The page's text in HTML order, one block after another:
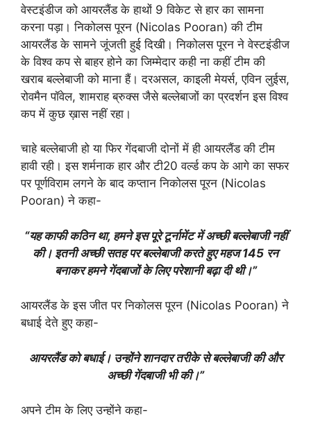
वेस्टइंडीज को आयरलैंड के हाथों 9 विकेट से हार का सामना
करना पड़ा। निकोलस पूरन (Nicolas Pooran) की टीम
आयरलैंड के सामने जूंजती हुई दिखी। निकोलस पूरन ने वेस्टइंडीज
के विश्व कप से बाहर होने का जिम्मेदार कही ना कहीं टीम की
खराब बल्लेबाजी को माना हैं। दरअसल, काइली मेयर्स, एविन लुईस,
रोवमैन पॉवेल, शामराह ब्रुक्स जैसे बल्लेबाजों का प्रदर्शन इस विश्व
कप में कुछ ख़ास नहीं रहा।
चाहे बल्लेबाजी हो या फिर गेंदबाजी दोनों में ही आयरलैंड की टीम
हावी रही। इस शर्मनाक हार और टी20 वर्ल्ड कप के आगे का सफर
पर पूर्णविराम लगने के बाद कप्तान निकोलस पूरन (Nicolas
Pooran) ने कहा-
“यह काफी कठिन था, हमने इस पूरे टूर्नामेंट में अच्छी बल्लेबाजी नहीं
की। इतनी अच्छी सतह पर बल्लेबाजी करते हुए महज 145 रन
बनाकर हमने गेंदबाजों के लिए परेशानी बढ़ा दी थी।”
आयरलैंड के इस जीत पर निकोलस पूरन (Nicolas Pooran) ने
बधाई देते हुए कहा-
आयरलैंड को बधाई। उन्होंने शानदार तरीके से बल्लेबाजी की और
अच्छी गेंदबाजी भी की।”
अपने टीम के लिए उन्होंने कहा-